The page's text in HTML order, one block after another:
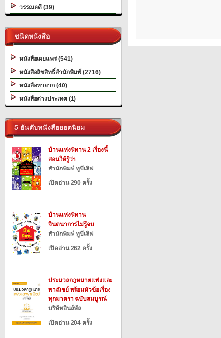
วรรณคดี (39)
ชนิดหนังสือ
หนังสือเผยแพร่ (541)
หนังสือลิขสิทธิ์สำนักพิมพ์ (2716)
หนังสือหายาก (40)
หนังสือต่างประเทศ (1)
5 อันดับหนังสือยอดนิยม
บ้านแห่งนิทาน 2 เรื่องนี้
สอนให้รู้ว่า
สำนักพิมพ์ ทูบีเลิฟ
เปิดอ่าน 290 ครั้ง
บ้านแห่งนิทาน
จินตนาการไม่รู้จบ
สำนักพิมพ์ ทูบีเลิฟ
เปิดอ่าน 262 ครั้ง
ประมวลกฎหมายแพ่งและ
พาณิชย์ พร้อมหัวข้อเรื่อง
ทุกมาตรา ฉบับสมบูรณ์
บริษัทอินส์พัล
เปิดอ่าน 204 ครั้ง